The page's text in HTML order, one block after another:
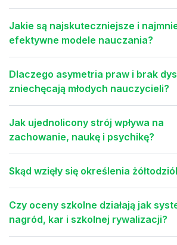
Jakie są najskuteczniejsze i
efektywne modele nauczania?
Dlaczego asymetria praw i brak
zniechęcają młodych nauczycieli?
Jak ujednolicony strój wpływa na
zachowanie, naukę i psychikę?
Skąd wzięły się określenia
Czy oceny szkolne działają jak
nagród, kar i szkolnej rywalizacji?